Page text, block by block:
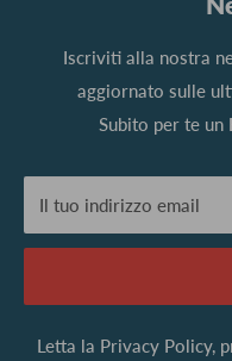
Iscriviti alla nostra
aggiornato sulle
Subito per te un
Il tuo indirizzo email
Letta la Privacy Policy,